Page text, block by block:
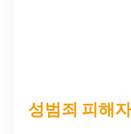
성범죄 피해